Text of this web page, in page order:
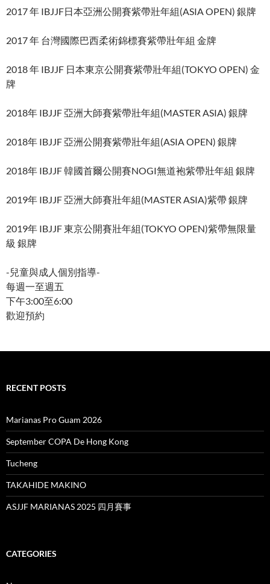
2017 年 IBJJF日本亞洲公開賽紫帶壯年組(ASIA OPEN) 銀牌
2017 年 台灣國際巴西柔術錦標賽紫帶壯年組 金牌
2018 年 IBJJF 日本東京公開賽紫帶壯年組(TOKYO OPEN) 金
牌
2018年 IBJJF 亞洲大師賽紫帶壯年組(MASTER ASIA) 銀牌
2018年 IBJJF 亞洲公開賽紫帶壯年組(ASIA OPEN) 銀牌
2018年 IBJJF 韓國首爾公開賽NOGI無道袍紫帶壯年組 銀牌
2019年 IBJJF 亞洲大師賽壯年組(MASTER ASIA)紫帶 銀牌
2019年 IBJJF 東京公開賽壯年組(TOKYO OPEN)紫帶無限量
級 銀牌
-兒童與成人個別指導-
每週一至週五
下午3:00至6:00
歡迎預約
RECENT POSTS
Marianas Pro Guam 2026
September COPA De Hong Kong
Tucheng
TAKAHIDE MAKINO
ASJJF MARIANAS 2025 四月賽事
CATEGORIES